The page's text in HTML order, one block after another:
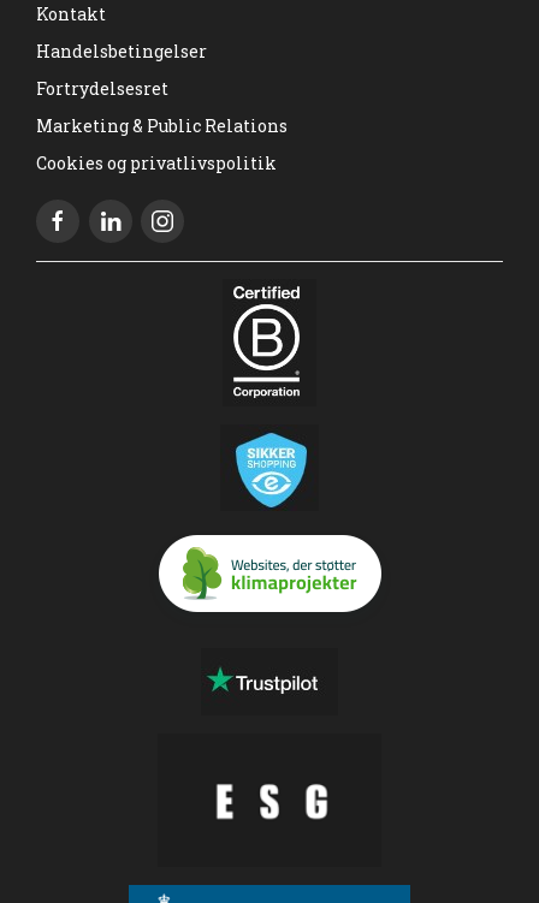
Kontakt
Handelsbetingelser
Fortrydelsesret
Marketing & Public Relations
Cookies og privatlivspolitik